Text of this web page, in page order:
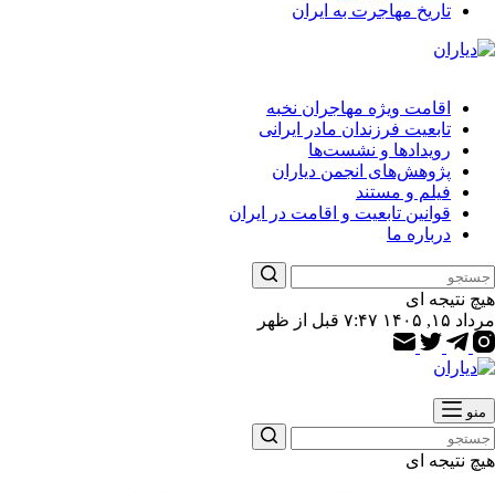
تاریخ مهاجرت به ایران
اقامت ویژه مهاجران نخبه
تابعیت فرزندان مادر ایرانی
رویدادها و نشست‌ها
پژوهش‌های انجمن دیاران
فیلم و مستند
قوانین تابعیت و اقامت در ایران
درباره ما
هیچ نتیجه ای
مرداد ۱۵, ۱۴۰۵ ۷:۴۷ قبل از ظهر
منو
هیچ نتیجه ای